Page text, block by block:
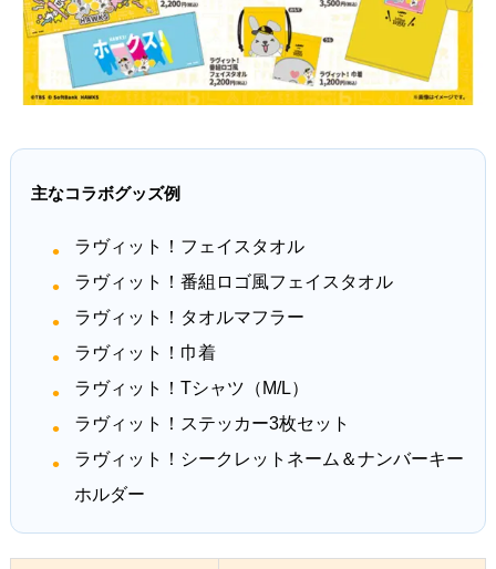
主なコラボグッズ例
ラヴィット！フェイスタオル
ラヴィット！番組ロゴ風フェイスタオル
ラヴィット！タオルマフラー
ラヴィット！巾着
ラヴィット！Tシャツ（M/L）
ラヴィット！ステッカー3枚セット
ラヴィット！シークレットネーム＆ナンバーキー
ホルダー